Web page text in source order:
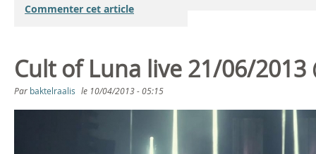
Commenter cet article
Cult of Luna live 21/06/2013
Par baktelraalis le 10/04/2013 - 05:15